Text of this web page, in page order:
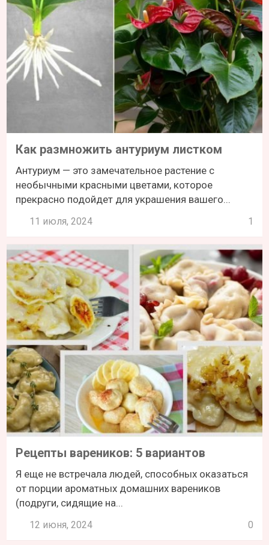
Как размножить антуриум листком
Антуриум — это замечательное растение с
необычными красными цветами, которое
прекрасно подойдет для украшения вашего...
11 июля, 2024 1
Рецепты вареников: 5 вариантов
Я еще не встречала людей, способных оказаться
от порции ароматных домашних вареников
(подруги, сидящие на...
12 июня, 2024 0